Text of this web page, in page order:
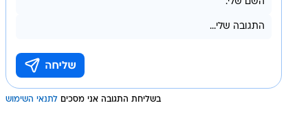
בשליחת התגובה אני מסכים לתנאי השימוש